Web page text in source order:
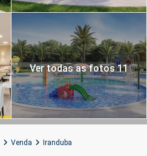
Ver todas as fotos 11
Venda Iranduba